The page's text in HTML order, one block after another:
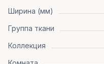
Ширина (мм)
Группа ткани
Коллекция